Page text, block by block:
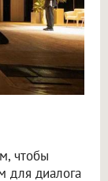
чтобы
для диалога